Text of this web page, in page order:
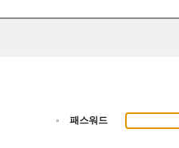
패스워드